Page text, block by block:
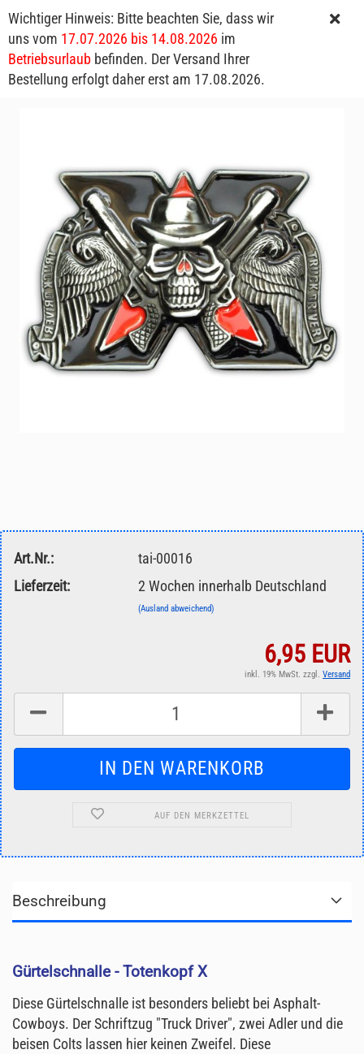
Wichtiger Hinweis: Bitte beachten Sie, dass wir
uns vom 17.07.2026 bis 14.08.2026 im
Betriebsurlaub befinden. Der Versand Ihrer
Bestellung erfolgt daher erst am 17.08.2026.
X-Skull-Gürtelschnalle I Totenkopf-Schnalle für Gürtel Truckerfahrer
Art.Nr.:
tai-00016
Lieferzeit:
2 Wochen innerhalb Deutschland
(Ausland abweichend)
6,95 EUR
inkl. 19% MwSt. zzgl. Versand
AUF DEN MERKZETTEL
Beschreibung
Gürtelschnalle - Totenkopf X
Diese Gürtelschnalle ist besonders beliebt bei Asphalt-
Cowboys. Der Schriftzug "Truck Driver", zwei Adler und die
beisen Colts lassen hier keinen Zweifel. Diese